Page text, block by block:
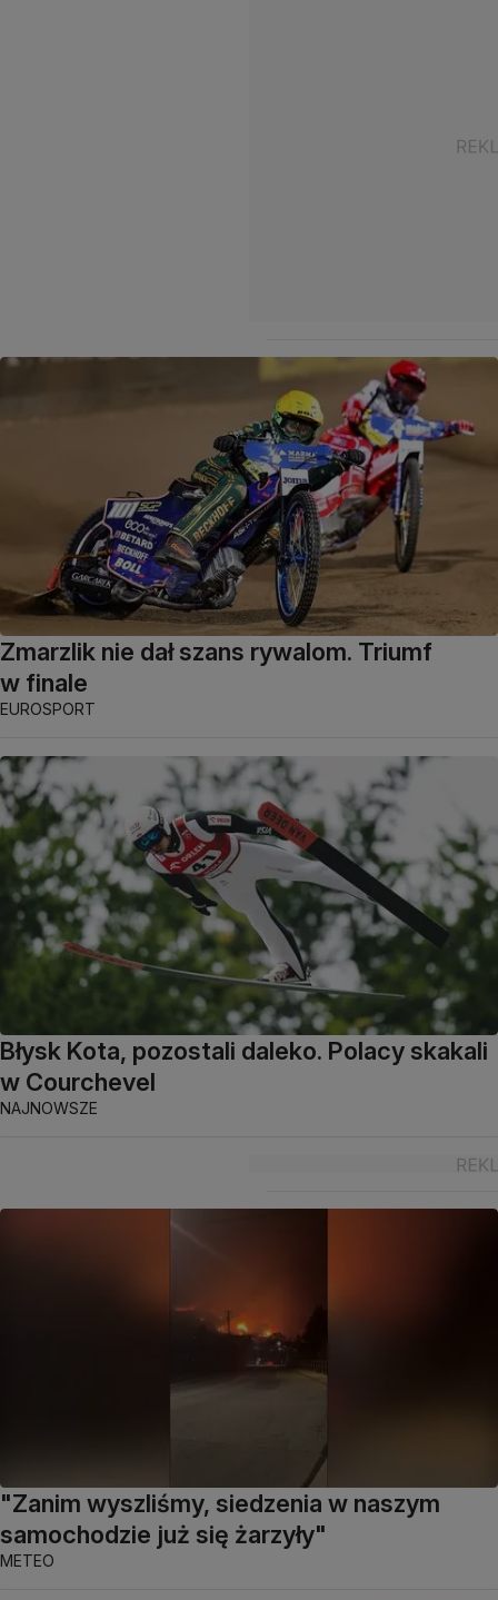
Zmarzlik nie dał szans rywalom. Triumf
w finale
EUROSPORT
Błysk Kota, pozostali daleko. Polacy skakali
w Courchevel
NAJNOWSZE
"Zanim wyszliśmy, siedzenia w naszym
samochodzie już się żarzyły"
METEO